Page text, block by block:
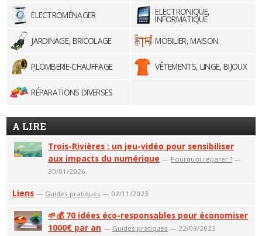
ELECTROMÉNAGER ELECTRONIQUE,
INFORMATIQUE
JARDINAGE, BRICOLAGE
MOBILIER, MAISON
PLOMBERIE-CHAUFFAGE VÊTEMENTS, LINGE, BIJOUX
RÉPARATIONS DIVERSES
A LIRE
Trois-Rivières : un jeu-vidéo pour sensibiliser
aux impacts du numérique — Pourquoi réparer ? —
30/01/2026
Liens — Guides pratiques — 02/11/2023
🌱💰 70 idées éco-responsables pour économiser
1000€ par an — Guides pratiques — 22/09/2023